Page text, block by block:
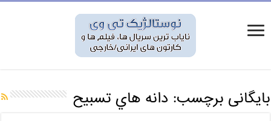
بایگانی برچسب: دانه هاي تسبيح